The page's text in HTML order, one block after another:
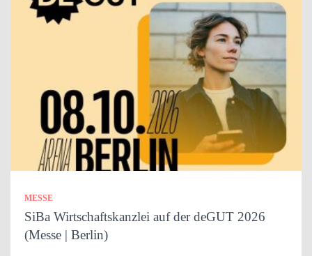
MESSE
SiBa Wirtschaftskanzlei auf der deGUT 2026
(Messe | Berlin)